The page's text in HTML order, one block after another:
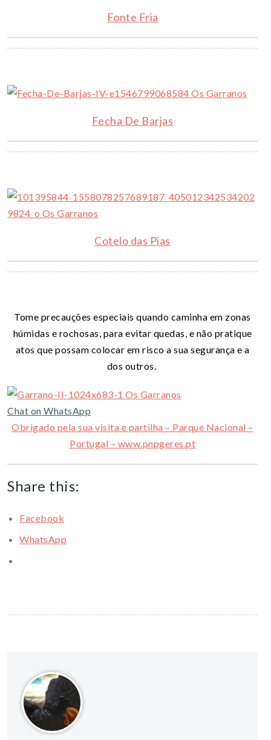
Fonte Fria
Fecha De Barjas
Cotelo das Pias
Tome precauções especiais quando caminha em zonas
húmidas e rochosas, para evitar quedas, e não pratique
atos que possam colocar em risco a sua segurança e a
dos outros.
Chat on WhatsApp
Obrigado pela sua visita e partilha – Parque Nacional –
Portugal – www.pnpgeres.pt
Share this:
Facebook
WhatsApp